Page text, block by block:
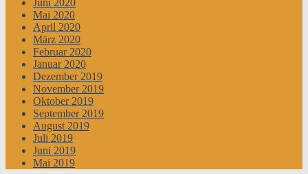
Juni 2020
Mai 2020
April 2020
März 2020
Februar 2020
Januar 2020
Dezember 2019
November 2019
Oktober 2019
September 2019
August 2019
Juli 2019
Juni 2019
Mai 2019